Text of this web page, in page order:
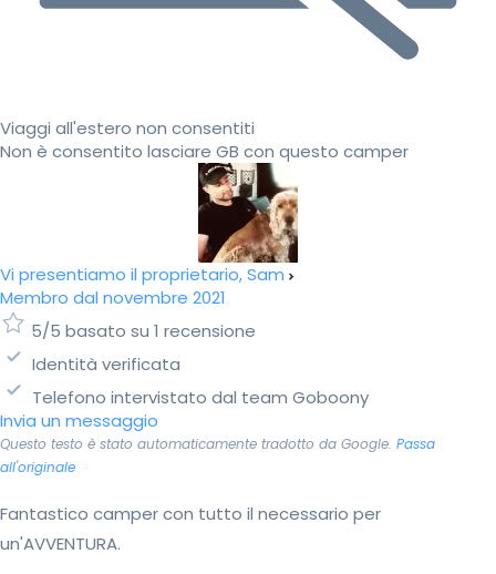
Viaggi all'estero non consentiti
Non è consentito lasciare GB con questo camper
Vi presentiamo il proprietario, Sam
Membro dal novembre 2021
5/5 basato su 1 recensione
Identità verificata
Telefono intervistato dal team Goboony
Invia un messaggio
Questo testo è stato automaticamente tradotto da Google. Passa
all'originale
Fantastico camper con tutto il necessario per
un'AVVENTURA.